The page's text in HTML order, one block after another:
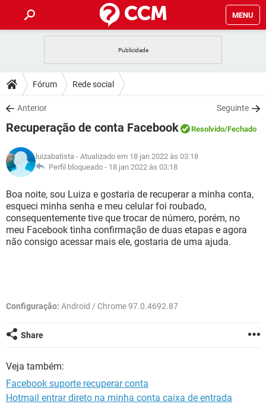
MENU
CELULAR
OUTLOOK
INSTAGRAM GMAIL
GUIA DE COMPRAS
DICAS
JOGOS
INSTAGRAM GMAIL
GUIA DE COMPRAS
DOWNLOADS
JOGOS WHATSAPP
CELULAR
OUTLOOK EXCEL
INSTAGRAM
GUIA DE COMPRAS
FÓRUM
JOGOS WHATSAPP
CELULAR
OUTLOOK EXCEL
INSTAGRAM GMAIL
GUIA DE COMPRAS
GLOSSÁRIO
CELULAR FACEBOOK
OUTLOOK EXCEL
INSTAGRAM
Fórum Rede social
Anterior Seguinte
Recuperação de conta Facebook Resolvido/Fechado
luizabatista - Atualizado em 18 jan 2022 às 03:18
Perfil bloqueado - 18 jan 2022 às 03:18
Boa noite, sou Luiza e gostaria de recuperar a minha conta,
esqueci minha senha e meu celular foi roubado,
consequentemente tive que trocar de número, porém, no
meu Facebook tinha confirmação de duas etapas e agora
não consigo acessar mais ele, gostaria de uma ajuda.
Configuração: Android / Chrome 97.0.4692.87
Share
Veja também:
Facebook suporte recuperar conta
Hotmail entrar direto na minha conta caixa de entrada